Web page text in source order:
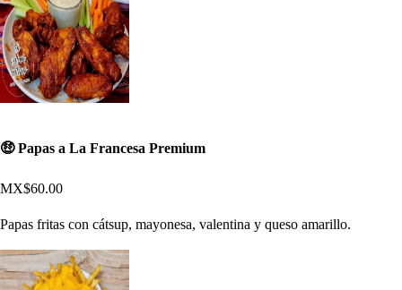
🤑 Papas a La Francesa Premium
MX$60.00
Papas fritas con cátsup, mayonesa, valentina y queso amarillo.